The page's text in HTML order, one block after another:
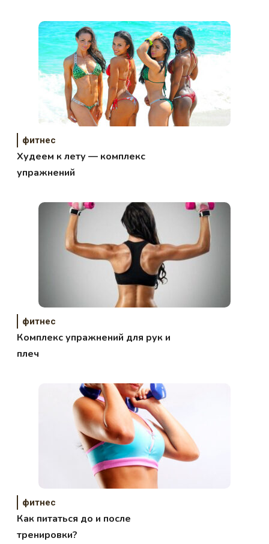
фитнес
Худеем к лету — комплекс
упражнений
фитнес
Комплекс упражнений для рук и
плеч
фитнес
Как питаться до и после
тренировки?